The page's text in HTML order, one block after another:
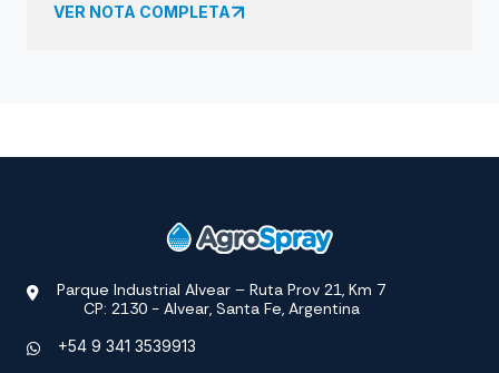
VER NOTA COMPLETA
Parque Industrial Alvear – Ruta Prov 21, Km 7
CP: 2130 - Alvear, Santa Fe, Argentina
+54 9 341 3539913